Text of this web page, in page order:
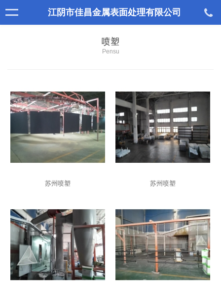
江阴市佳昌金属表面处理有限公司
喷塑
Pensu
苏州喷塑 苏州喷塑